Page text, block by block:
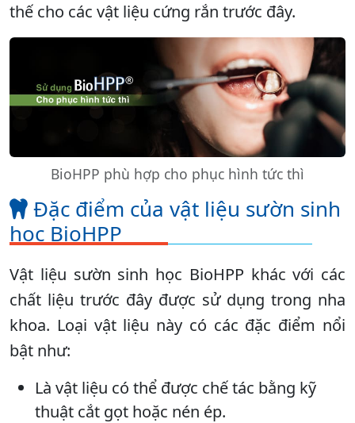
thế cho các vật liệu cứng rắn trước đây.
BioHPP phù hợp cho phục hình tức thì
Đặc điểm của vật liệu sườn sinh
học BioHPP
Vật liệu sườn sinh học BioHPP khác với các
chất liệu trước đây được sử dụng trong nha
khoa. Loại vật liệu này có các đặc điểm nổi
bật như:
Là vật liệu có thể được chế tác bằng kỹ
thuật cắt gọt hoặc nén ép.